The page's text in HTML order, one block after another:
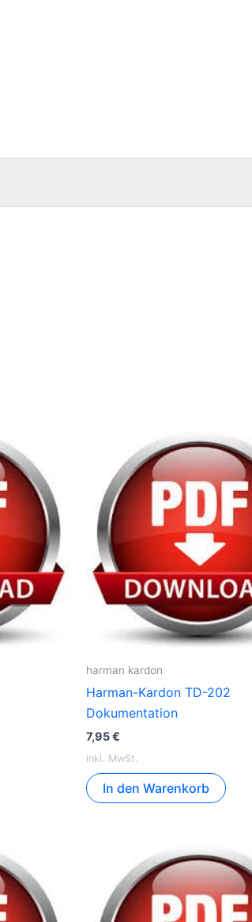
harman kardon
Harman-Kardon TD-202
Dokumentation
7,95€
inkl. MwSt.
In den Warenkorb